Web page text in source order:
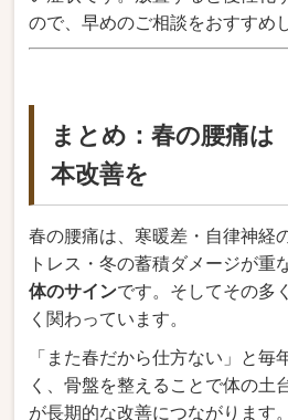
ので、早めのご相談をおすすめ
まとめ：春の腰痛は
本改善を
春の腰痛は、寒暖差・自律神経
トレス・冬の蓄積ダメージが重
体のサインです。そしてその多
く関わっています。
「また春だから仕方ない」と毎
く、骨盤を整えることで体の土
が長期的な改善につながります。